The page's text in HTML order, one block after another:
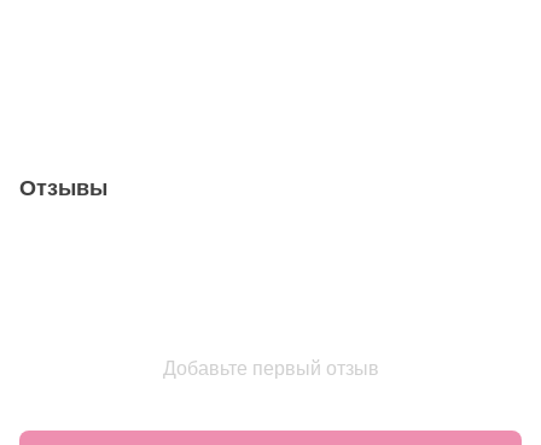
Отзывы
Добавьте первый отзыв